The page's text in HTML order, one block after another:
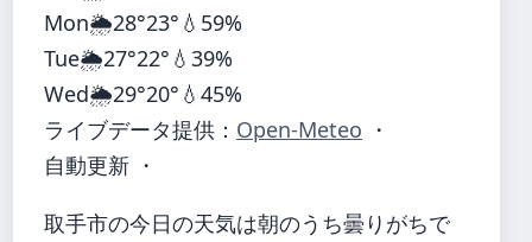
Mon🌦️28°23° 💧59%
Tue🌦️27°22° 💧39%
Wed🌦️29°20° 💧45%
ライブデータ提供： Open-Meteo ・
自動更新 ・
取手市の今日の天気は朝のうち曇りがちで